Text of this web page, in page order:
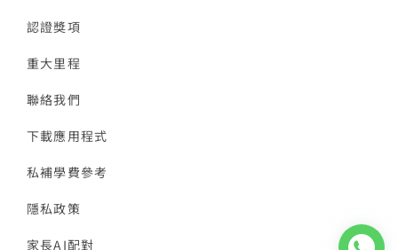
認證獎項
重大里程
聯絡我們
下載應用程式
私補學費參考
隱私政策
家長AI配對